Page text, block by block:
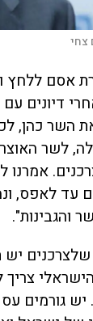
צחי
אסם ללחץ
דיונים
השר כהן,
לשר
אמרנו
עד לאפס,
והגבינות".
יש
יש גורמים